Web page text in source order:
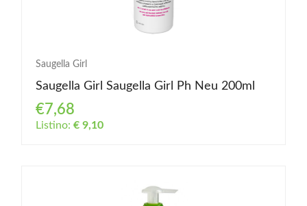
Saugella Girl
Saugella Girl Saugella Girl Ph Neu 200ml
€7,68
Listino: € 9,10